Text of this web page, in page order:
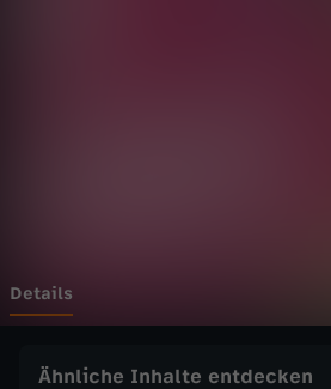
r
Details
Ähnliche Inhalte entdecken